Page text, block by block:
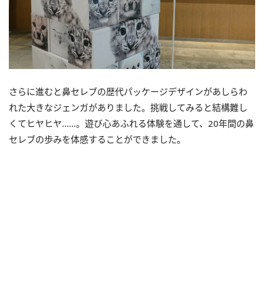
さらに進むと鼻セレブの歴代パッケージデザインがあしらわ
れた大きなジェンガがありました。挑戦してみると結構難し
くてヒヤヒヤ……。遊び心あふれる体験を通して、20年間の鼻
セレブの歩みを体感することができました。